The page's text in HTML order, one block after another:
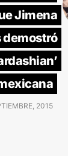
Jimena
demostró
2015